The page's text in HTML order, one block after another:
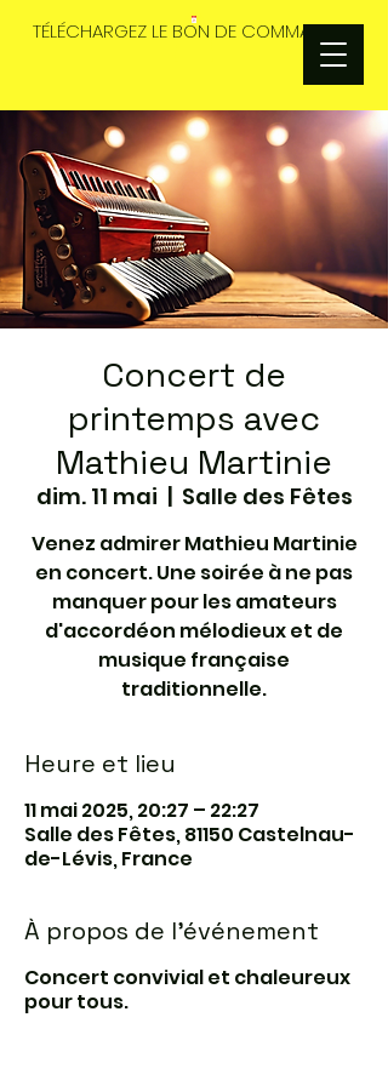
TÉLÉCHARGEZ LE BON DE COMMANDES
Concert de
printemps avec
Mathieu Martinie
dim. 11 mai
  |
Salle des Fêtes
Venez admirer Mathieu Martinie
en concert. Une soirée à ne pas
manquer pour les amateurs
d'accordéon mélodieux et de
musique française
traditionnelle.
Heure et lieu
11 mai 2025, 20:27 – 22:27
Salle des Fêtes, 81150 Castelnau-
de-Lévis, France
À propos de l'événement
Concert convivial et chaleureux
pour tous.